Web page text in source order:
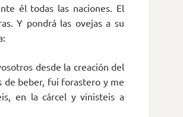
él todas las naciones. El
Y pondrá las ovejas a su
desde la creación del
de beber, fui forastero y me
en la cárcel y vinisteis a